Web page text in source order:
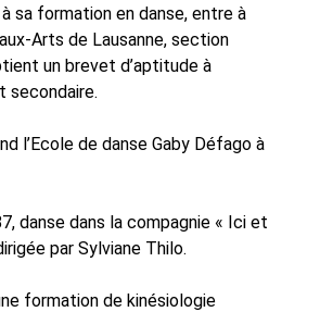
sa formation en danse, entre à
Arts de Lausanne, section
un brevet d’aptitude à
secondaire.
l’Ecole de danse Gaby Défago à
danse dans la compagnie « Ici et
par Sylviane Thilo.
formation de kinésiologie